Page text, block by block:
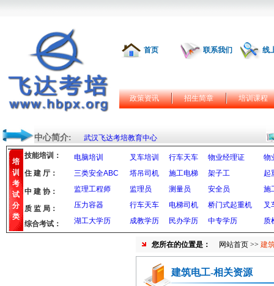
首页 联系我们 线
政策资讯 招生简章 培训课程
中心简介: 武汉飞达考培教育中心
培
训
考
试
分
类
技能培训： 电脑培训 叉车培训 行车天车 物业经理证
物
三类安全ABC
塔吊司机 施工电梯 架子工
起
监理工程师
监理员 测量员 安全员
施
压力容器
行车天车 电梯司机 桥门式起重机
叉
湖工大学历
成教学历 民办学历 中专学历 质
住 建 厅：
中 建 协：
质 监 局：
综合考试：
您所在的位置是： 网站首页 >> 建
建筑电工-相关资源